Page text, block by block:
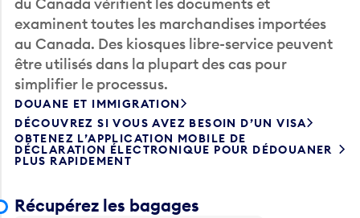
examinent toutes les marchandises importées
au Canada. Des kiosques libre-service peuvent
être utilisés dans la plupart des cas pour
simplifier le processus.
DOUANE ET IMMIGRATION
DÉCOUVREZ SI VOUS AVEZ BESOIN D’UN VISA
OBTENEZ L’APPLICATION MOBILE DE
DÉCLARATION ÉLECTRONIQUE POUR DÉDOUANER
PLUS RAPIDEMENT
Récupérez les bagages